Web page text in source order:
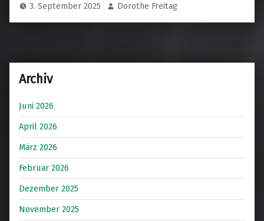
3. September 2025 Dorothe Freitag
Archiv
Juni 2026
April 2026
März 2026
Februar 2026
Dezember 2025
November 2025